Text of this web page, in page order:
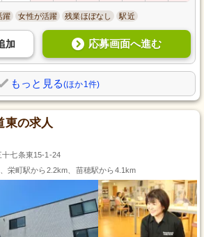
躍 女性が活躍 残業ほぼなし 駅近
加 応募画面へ進む
もっと見る(ほか1件)
東の求人
十七条東15-1-24
栄町駅から2.2km、苗穂駅から4.1km